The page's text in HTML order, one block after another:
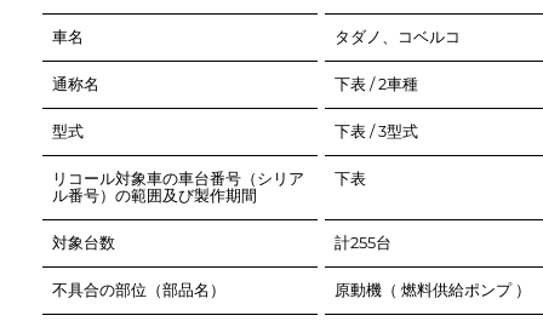
車名
通称名 下表 / 2車種
型式 下表 / 3型式
リコール対象車の車台番号（シリア
ル番号）の範囲及び製作期間
対象台数
不具合の部位（部品名）